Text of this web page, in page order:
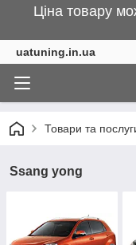
Ціна товару
uatuning.in.ua
Товари та
Ssang yong